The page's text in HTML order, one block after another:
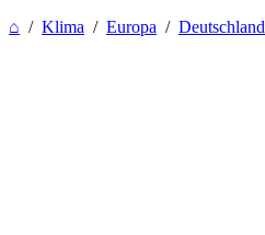
⌂ / Klima / Europa / Deutschland